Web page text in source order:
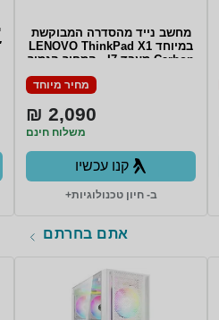
מחשב נייד מהסדרה המבוקשת
במיוחד LENOVO ThinkPad X1
Carbon מעבד I7 - המחיר הנמוך
בשוק Lenovo Carbon X1 6th
Gen i7-8550U/16GB ddr4 (no
touch/WIN11Pro
מחיר מיוחד
2,090 ₪
משלוח חינם
קנו עכשיו
ב- חיון טכנולוגיות+
אתם בחרתם